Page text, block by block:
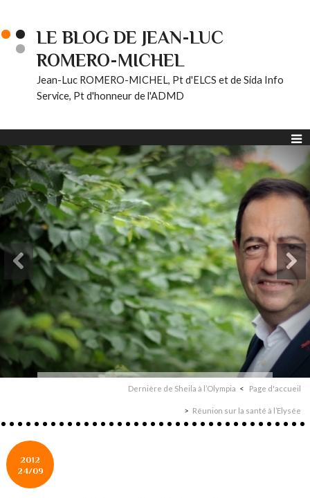
LE BLOG DE JEAN-LUC
ROMERO-MICHEL
Jean-Luc ROMERO-MICHEL, Pt d'ELCS et de Sida Info
Service, Pt d'honneur de l'ADMD
Dernière de Sheila à l’Olympia Page d'accueil
Réunion sur la santé à l’Elysée
2012
24/09